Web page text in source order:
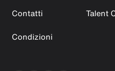
Contatti
Talent
Condizioni